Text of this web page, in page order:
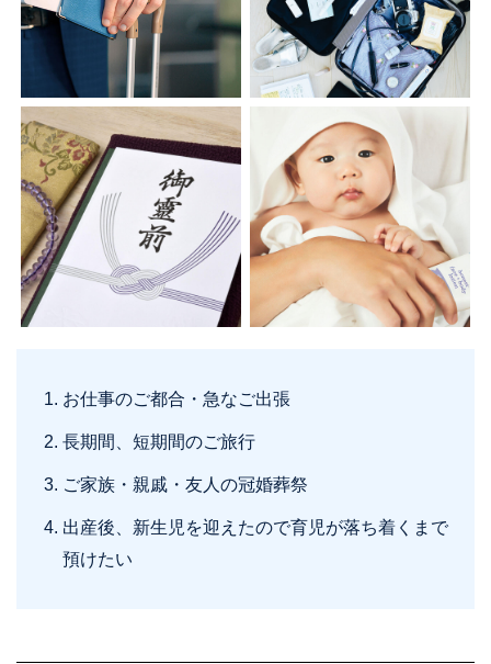
お仕事のご都合・急なご出張
長期間、短期間のご旅行
ご家族・親戚・友人の冠婚葬祭
出産後、新生児を迎えたので育児が落ち着くまで
預けたい